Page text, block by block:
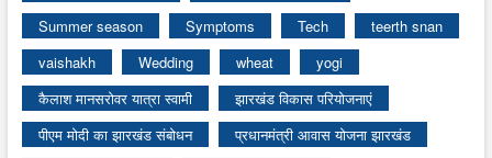
Summer season
Symptoms Tech
teerth snan
vaishakh
Wedding wheat
yogi
कैलाश मानसरोवर यात्रा स्वामी
झारखंड विकास परियोजनाएं
पीएम मोदी का झारखंड संबोधन
प्रधानमंत्री आवास योजना झारखंड